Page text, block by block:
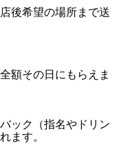
後希望の場所まで送
額その日にもらえま
ック（指名やドリン
ます。